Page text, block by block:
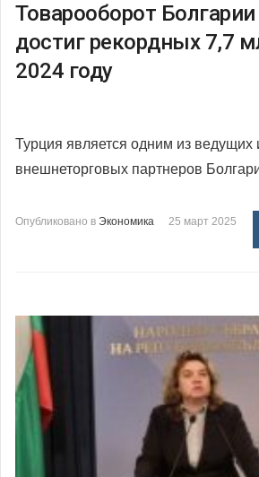
Товарооборот
достиг рекордных 7,7
2024 году
Турция является одним из ведущих
внешнеторговых партнеров
Опубликовано в Экономика 25 март 2025